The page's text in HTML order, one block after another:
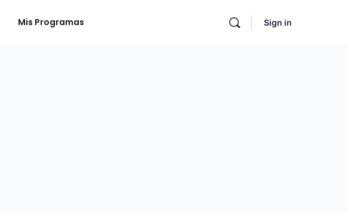
Mis Programas Sign in